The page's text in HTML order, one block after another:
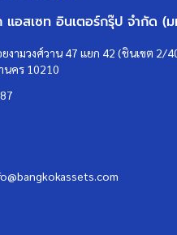
อสเซท อินเตอร์กรุ๊ป จำกัด (ม
งามวงศ์วาน 47 แยก 42 (ชินเขต 2/
นคร 10210